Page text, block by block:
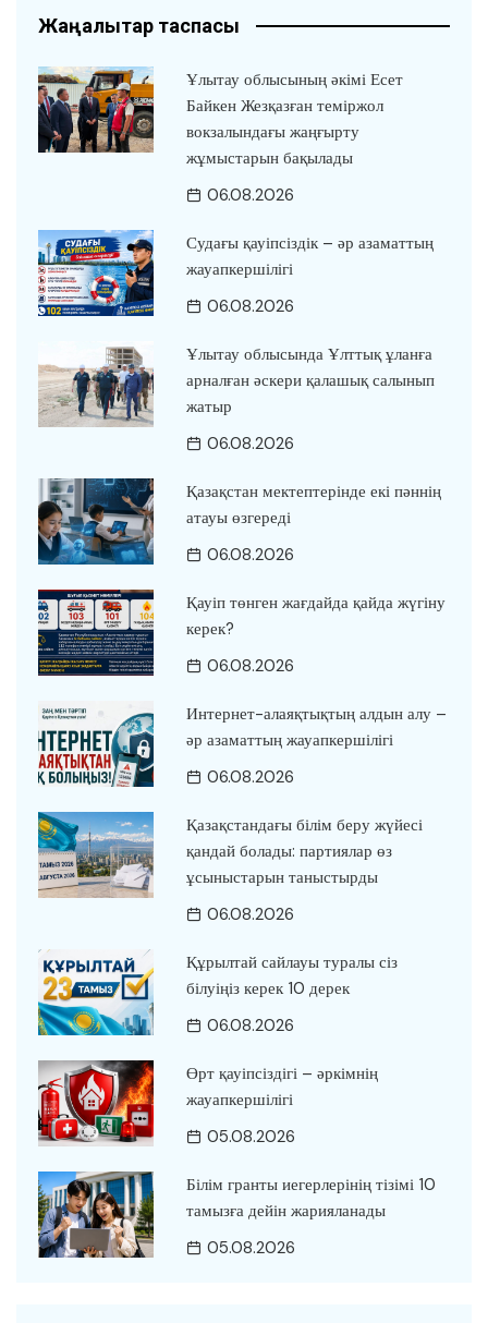
Жаңалықтар таспасы
Ұлытау облысының әкімі Есет
Байкен Жезқазған теміржол
вокзалындағы жаңғырту
жұмыстарын бақылады
06.08.2026
Судағы қауіпсіздік – әр азаматтың
жауапкершілігі
06.08.2026
Ұлытау облысында Ұлттық ұланға
арналған әскери қалашық салынып
жатыр
06.08.2026
Қазақстан мектептерінде екі пәннің
атауы өзгереді
06.08.2026
Қауіп төнген жағдайда қайда жүгіну
керек?
06.08.2026
Интернет-алаяқтықтың алдын алу –
әр азаматтың жауапкершілігі
06.08.2026
Қазақстандағы білім беру жүйесі
қандай болады: партиялар өз
ұсыныстарын таныстырды
06.08.2026
Құрылтай сайлауы туралы сіз
білуіңіз керек 10 дерек
06.08.2026
Өрт қауіпсіздігі – әркімнің
жауапкершілігі
05.08.2026
Білім гранты иегерлерінің тізімі 10
тамызға дейін жарияланады
05.08.2026